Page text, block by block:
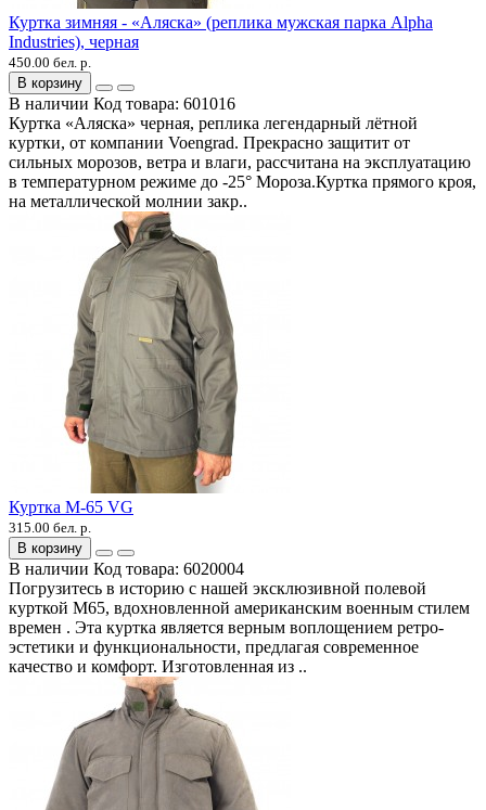
Куртка зимняя - «Аляска» (реплика мужская парка Alpha
Industries), черная
450.00 бел. р.
В корзину
В наличии Код товара: 601016
Куртка «Аляска» черная, реплика легендарный лётной
куртки, от компании Voengrad. Прекрасно защитит от
сильных морозов, ветра и влаги, рассчитана на эксплуатацию
в температурном режиме до -25° Мороза.Куртка прямого кроя,
на металлической молнии закр..
Куртка М-65 VG
315.00 бел. р.
В корзину
В наличии Код товара: 6020004
Погрузитесь в историю с нашей эксклюзивной полевой
курткой M65, вдохновленной американским военным стилем
времен . Эта куртка является верным воплощением ретро-
эстетики и функциональности, предлагая современное
качество и комфорт. Изготовленная из ..